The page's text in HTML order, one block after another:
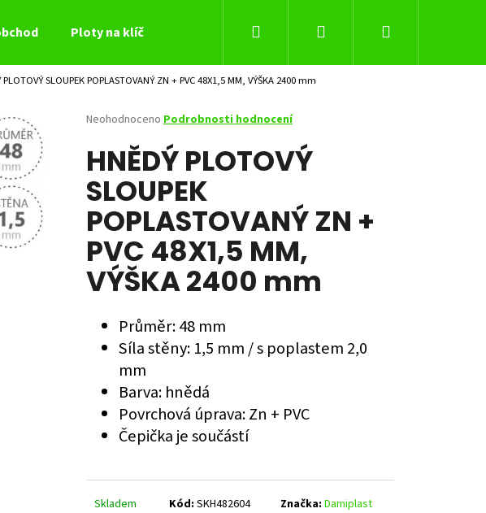
Ploty na klíč Hledat PřihlášeníNákupní
PLOTOVÝ SLOUPEK POPLASTOVANÝ ZN + PVC 48X1,5 MM, VÝŠKA 2400 mm
Průměrné
produktu
je
0,0
z
5
hvězdiček.
Neohodnoceno Podrobnosti hodnocení
HNĚDÝ PLOTOVÝ
SLOUPEK
POPLASTOVANÝ ZN +
PVC 48X1,5 MM,
VÝŠKA 2400 mm
Průměr: 48 mm
Síla stěny: 1,5 mm / s poplastem 2,0
mm
Barva: hnědá
Povrchová úprava: Zn + PVC
Čepička je součástí
Skladem Kód: SKH482604 Značka: Damiplast
ZAHRADNÍ BRÁNA SE SPODNÍM PLECHEM -
TZV. ,,PSANÍČKO" Š. 3600 MM V. 2000 MM